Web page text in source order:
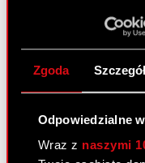
Zgoda
Odpowiedzialne
Wraz z naszymi
Podstawa
ofercie –
spółki CD
przekazuje do
PDF